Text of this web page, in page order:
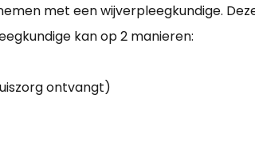
met een wijverpleegkundige.
kan op 2 manieren:
ontvangt)